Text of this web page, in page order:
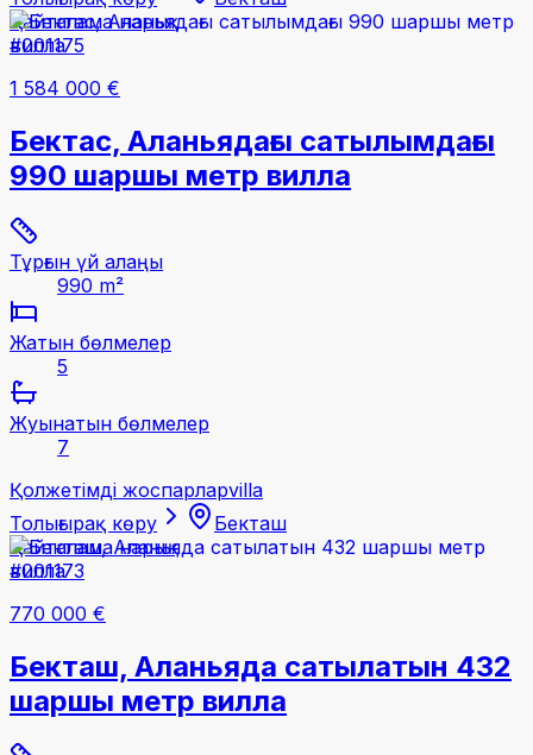
Қайталама нарық
#001175
1 584 000 €
Бектас, Аланьядағы сатылымдағы
990 шаршы метр вилла
Тұрғын үй алаңы
990 m²
Жатын бөлмелер
5
Жуынатын бөлмелер
7
Қолжетімді жоспарларvilla
Толығырақ көру
Бекташ
Қайталама нарық
#001173
770 000 €
Бекташ, Аланьяда сатылатын 432
шаршы метр вилла